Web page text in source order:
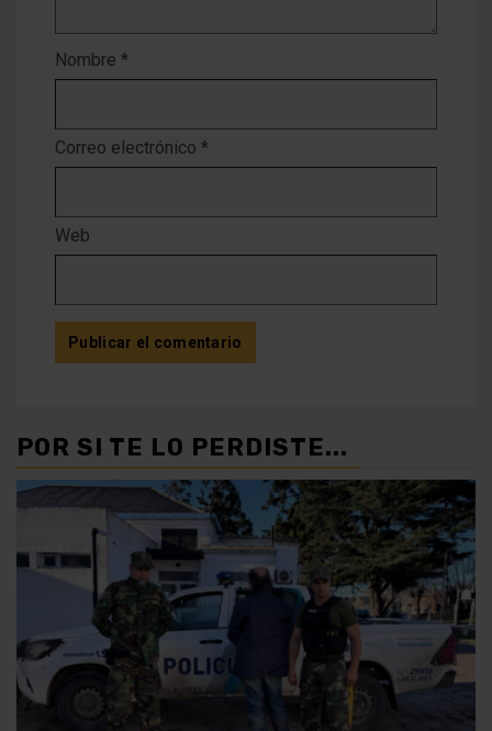
Nombre *
Correo electrónico *
Web
POR SI TE LO PERDISTE...